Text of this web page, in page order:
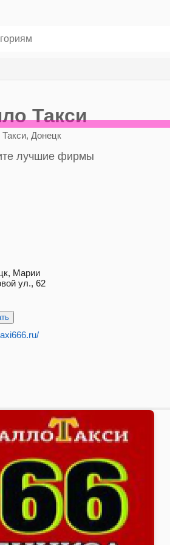
Такси
Такси, Донецк
лучшие фирмы
Марии
ул., 62